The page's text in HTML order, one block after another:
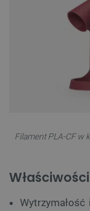
Filament PLA-CF w